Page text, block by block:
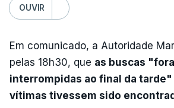
OUVIR
Em comunicado, a Autoridade
pelas 18h30, que as buscas
interrompidas ao final da tarde"
vítimas tivessem sido